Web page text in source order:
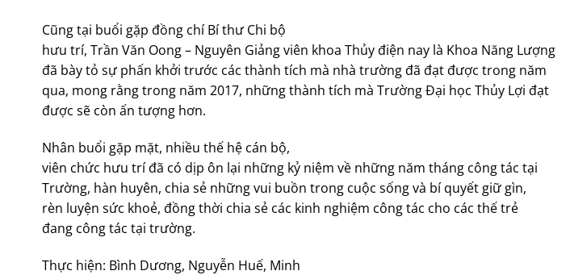
Cũng tại buổi gặp đồng chí Bí thư Chi bộ
hưu trí, Trần Văn Oong – Nguyên Giảng viên khoa Thủy điện nay là Khoa Năng Lượng
đã bày tỏ sự phấn khởi trước các thành tích mà nhà trường đã đạt được trong năm
qua, mong rằng trong năm 2017, những thành tích mà Trường Đại học Thủy Lợi đạt
được sẽ còn ấn tượng hơn.
Nhân buổi gặp mặt, nhiều thế hệ cán bộ,
viên chức hưu trí đã có dịp ôn lại những kỷ niệm về những năm tháng công tác tại
Trường, hàn huyên, chia sẻ những vui buồn trong cuộc sống và bí quyết giữ gìn,
rèn luyện sức khoẻ, đồng thời chia sẻ các kinh nghiệm công tác cho các thế trẻ
đang công tác tại trường.
Thực hiện: Bình Dương, Nguyễn Huế, Minh